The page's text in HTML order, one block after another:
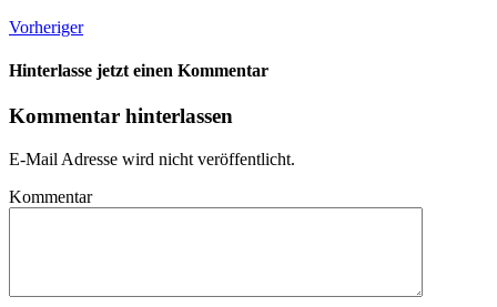
Vorheriger
Hinterlasse jetzt einen Kommentar
Kommentar hinterlassen
E-Mail Adresse wird nicht veröffentlicht.
Kommentar